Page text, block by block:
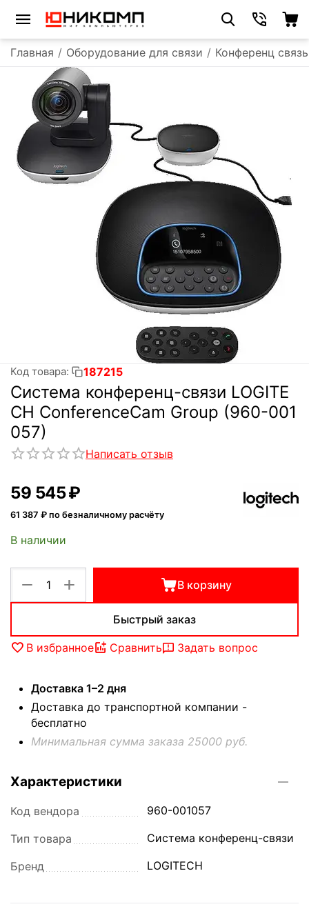
Главная / Оборудование для связи / Конференц связь
Код товара: 187215
Система конференц-связи LOGITE
CH ConferenceCam Group (960-001
057)
Написать отзыв
59 545₽
61 387 ₽ по безналичному расчёту
В наличии
+
− В корзину
Быстрый заказ
В избранное Сравнить Задать вопрос
Доставка 1–2 дня
Доставка до транспортной компании -
бесплатно
Минимальная сумма заказа 25000 руб.
Характеристики
Код вендора 960-001057
Тип товара Система конференц-связи
Бренд LOGITECH